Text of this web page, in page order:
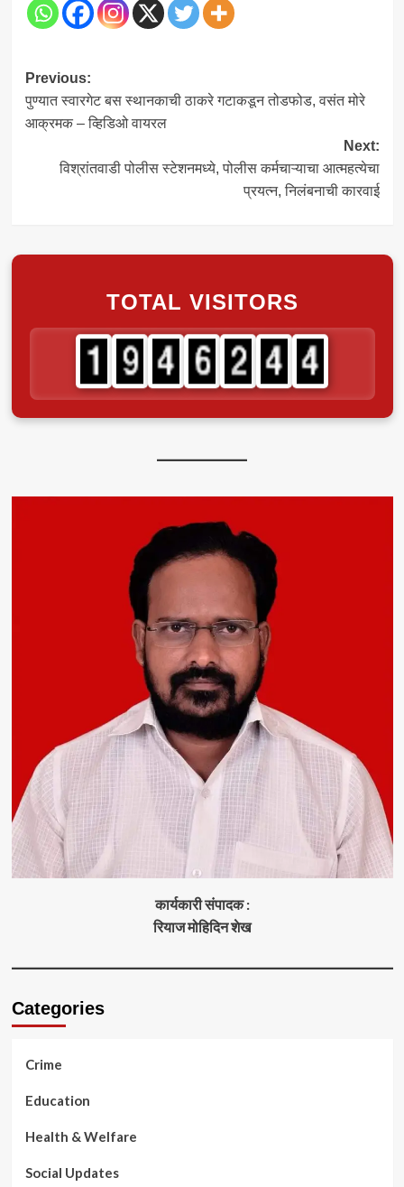
Post
navigation
Previous:
पुण्यात स्वारगेट बस स्थानकाची ठाकरे गटाकडून तोडफोड, वसंत मोरे
आक्रमक – व्हिडिओ वायरल
Next:
विश्रांतवाडी पोलीस स्टेशनमध्ये, पोलीस कर्मचाऱ्याचा आत्महत्येचा
प्रयत्न, निलंबनाची कारवाई
TOTAL VISITORS
कार्यकारी संपादक :
रियाज मोहिदिन शेख
Categories
Crime
Education
Health & Welfare
Social Updates